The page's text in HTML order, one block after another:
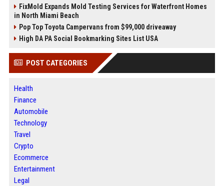
FixMold Expands Mold Testing Services for Waterfront Homes
in North Miami Beach
Pop Top Toyota Campervans from $99,000 driveaway
High DA PA Social Bookmarking Sites List USA
POST CATEGORIES
Health
Finance
Automobile
Technology
Travel
Crypto
Ecommerce
Entertainment
Legal